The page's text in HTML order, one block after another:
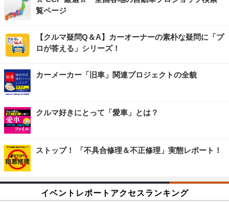
覧ページ
【クルマ疑問Q＆A】カーオーナーの素朴な疑問に「プ
ロが答える」シリーズ！
カーメーカー「旧車」関連プロジェクトの全貌
クルマ好きにとって「愛車」とは？
ストップ！ 「不具合修理＆不正修理」実態レポート！
イベントレポートアクセスランキング